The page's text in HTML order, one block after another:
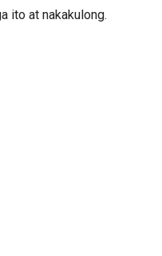
ito at nakakulong.